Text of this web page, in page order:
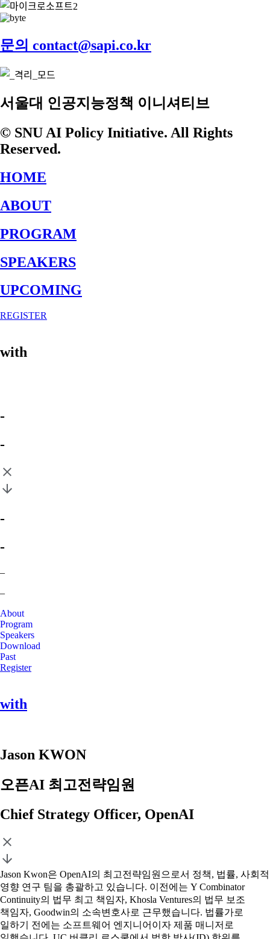
문의 contact@sapi.co.kr
서울대 인공지능정책 이니셔티브
© SNU AI Policy Initiative. All Rights
Reserved.
HOME
ABOUT
PROGRAM
SPEAKERS
UPCOMING
REGISTER
with
-
-
-
-
–
–
About
Program
Speakers
Download
Past
Register
with
Jason KWON
오픈AI 최고전략임원
Chief Strategy Officer, OpenAI
Jason Kwon은 OpenAI의 최고전략임원으로서 정책, 법률, 사회적
영향 연구 팀을 총괄하고 있습니다. 이전에는 Y Combinator
Continuity의 법무 최고 책임자, Khosla Ventures의 법무 보조
책임자, Goodwin의 소속변호사로 근무했습니다. 법률가로
일하기 전에는 소프트웨어 엔지니어이자 제품 매니저로